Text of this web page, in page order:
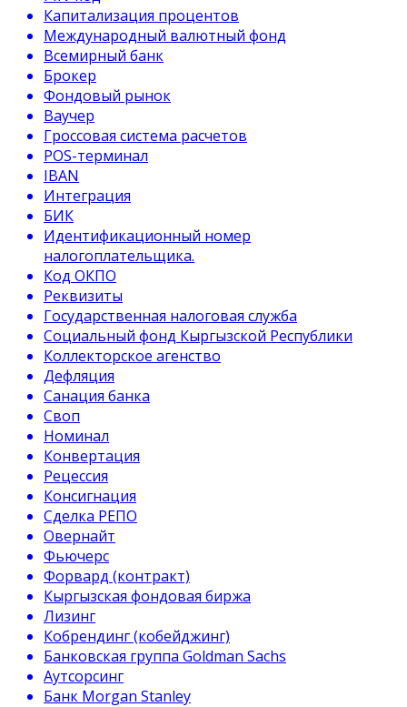
Капитализация процентов
Международный валютный фонд
Всемирный банк
Брокер
Фондовый рынок
Ваучер
Гроссовая система расчетов
POS-терминал
IBAN
Интеграция
БИК
Идентификационный номер
налогоплательщика.
Код ОКПО
Реквизиты
Государственная налоговая служба
Социальный фонд Кыргызской Республики
Коллекторское агенство
Дефляция
Санация банка
Своп
Номинал
Конвертация
Рецессия
Консигнация
Сделка РЕПО
Овернайт
Фьючерс
Форвард (контракт)
Кыргызская фондовая биржа
Лизинг
Кобрендинг (кобейджинг)
Банковская группа Goldman Sachs
Аутсорсинг
Банк Morgan Stanley